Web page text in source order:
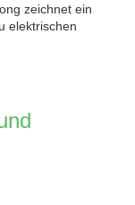
zeichnet ein
elektrischen